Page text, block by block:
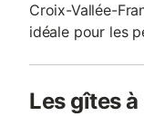
Croix-Vallée-
idéale pour les
Les gîtes